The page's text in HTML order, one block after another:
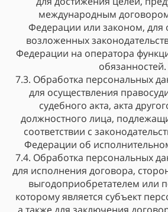
международным
Федерации или законом, для
возложенных
Федерации на оператора
обязанностей.
7.3. Обработка персональных
для осуществления
судебного акта, акта
должностного лица,
соответствии с
Федерации об
7.4. Обработка персональных
для исполнения договора,
выгодоприобретателем или
которому является субъект